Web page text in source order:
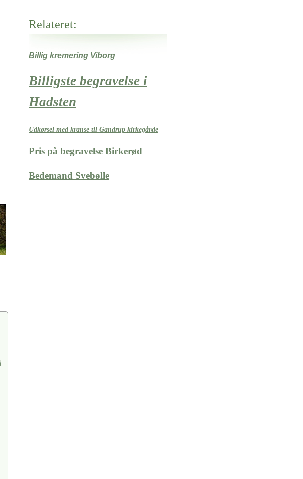
Relateret:
Billig kremering Viborg
Billigste begravelse i
Hadsten
Udkørsel med kranse til Gandrup kirkegårde
Pris på begravelse Birkerød
Bedemand Svebølle